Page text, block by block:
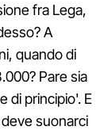
fra Lega,
A
quando di
Pare sia
di principio'. E
suonarci